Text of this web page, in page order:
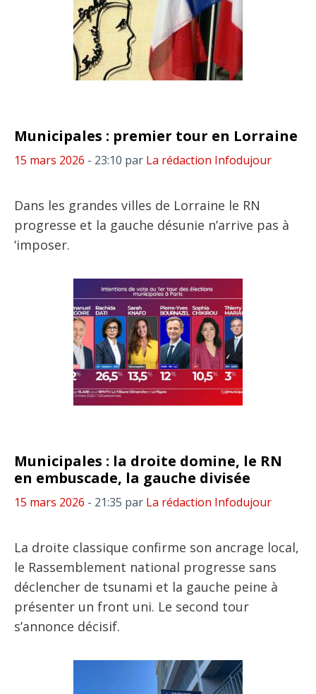
Municipales : premier tour en Lorraine
15 mars 2026 - 23:10 par La rédaction Infodujour
Dans les grandes villes de Lorraine le RN
progresse et la gauche désunie n’arrive pas à
‘imposer.
Municipales : la droite domine, le RN
en embuscade, la gauche divisée
15 mars 2026 - 21:35 par La rédaction Infodujour
La droite classique confirme son ancrage local,
le Rassemblement national progresse sans
déclencher de tsunami et la gauche peine à
présenter un front uni. Le second tour
s’annonce décisif.